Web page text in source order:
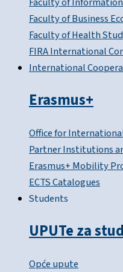
Faculty of Business
Faculty of Health
FIRA International
International
Erasmus+
Office for
Partner Institutions
Erasmus+ Mobility
ECTS Catalogues
Students
UPUTe za
Opće upute